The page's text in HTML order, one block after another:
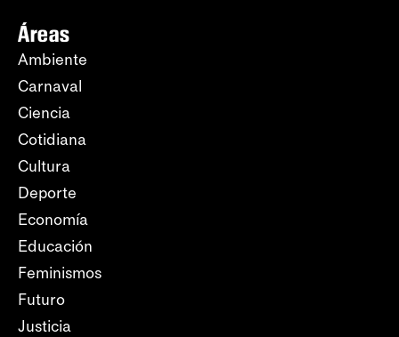
Áreas
Ambiente
Carnaval
Ciencia
Cotidiana
Cultura
Deporte
Economía
Educación
Feminismos
Futuro
Justicia